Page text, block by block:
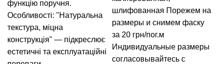
шлифованная Порежем на
размеры и снимем фаску
за 20 грн/пог.м
Индивидуальные размеры
согласовывайтесь с